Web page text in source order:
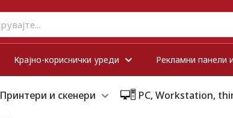
Крајно-кориснички уреди Рекламни панели
Принтери и скенери PC, Workstation,